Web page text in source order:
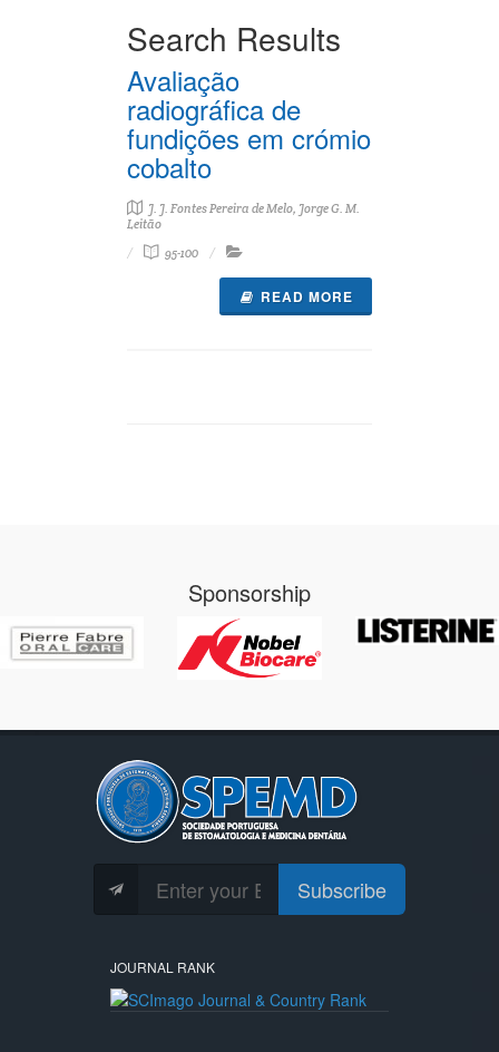
Search Results
Avaliação
radiográfica de
fundições em crómio
cobalto
J. J. Fontes Pereira de Melo, Jorge G. M.
Leitão
95-100
READ MORE
Sponsorship
Subscribe
JOURNAL RANK